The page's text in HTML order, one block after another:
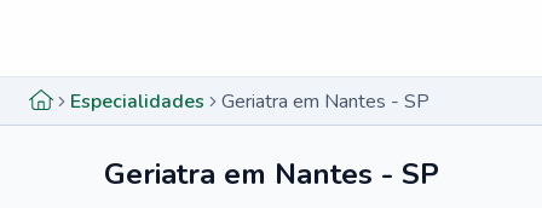
Especialidades Geriatra em Nantes - SP
Geriatra em Nantes - SP